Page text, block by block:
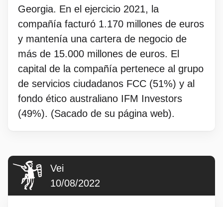
Georgia. En el ejercicio 2021, la
compañía facturó 1.170 millones de euros
y mantenía una cartera de negocio de
más de 15.000 millones de euros. El
capital de la compañía pertenece al grupo
de servicios ciudadanos FCC (51%) y al
fondo ético australiano IFM Investors
(49%). (Sacado de su página web).
Vei
10/08/2022